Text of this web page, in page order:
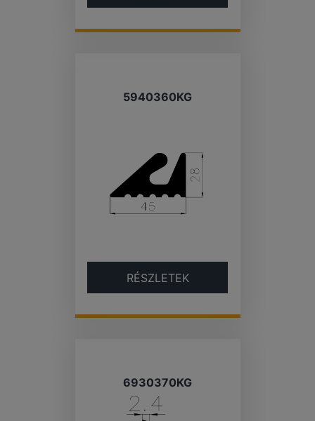
5940360KG
RÉSZLETEK
6930370KG